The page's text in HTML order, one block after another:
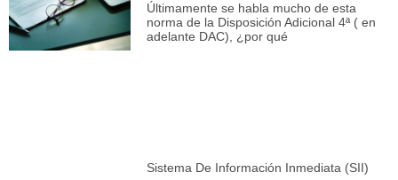
Últimamente se habla mucho de esta
norma de la Disposición Adicional 4ª ( en
adelante DAC), ¿por qué
Sistema De Información Inmediata (SII)